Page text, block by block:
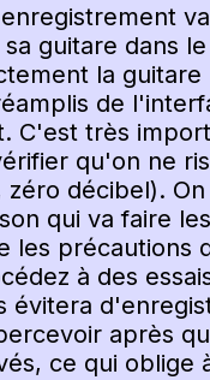
guitare dans
la
de
C'est très
qu'on ne
zéro décibel).
qui va faire
les précautions
à des
évitera
après
ce qui oblige